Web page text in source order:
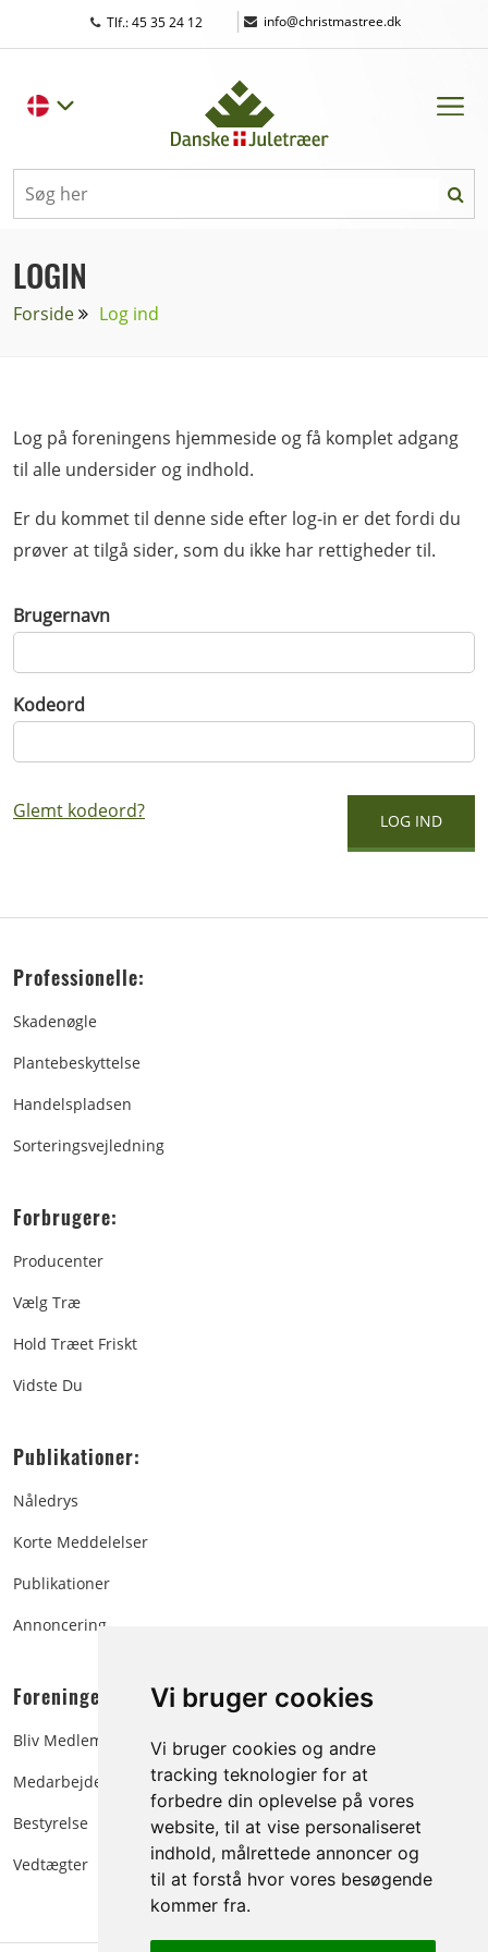
Vi bruger cookies
Vi bruger cookies og andre
tracking teknologier for at
forbedre din oplevelse på vores
website, til at vise personaliseret
indhold, målrettede annoncer og
til at forstå hvor vores besøgende
kommer fra.
Tlf.: 45 35 24 12 | info@christmastree.dk
LOGIN
Forside Log ind
Log på foreningens hjemmeside og få komplet adgang
til alle undersider og indhold.
Er du kommet til denne side efter log-in er det fordi du
prøver at tilgå sider, som du ikke har rettigheder til.
Brugernavn
Kodeord
Glemt kodeord?
Professionelle:
Skadenøgle
Plantebeskyttelse
Handelspladsen
Sorteringsvejledning
Forbrugere:
Producenter
Vælg Træ
Hold Træet Friskt
Vidste Du
Publikationer:
Nåledrys
Korte Meddelelser
Publikationer
Annoncering
Foreningen:
Bliv Medlem
Medarbejdere
Bestyrelse
Vedtægter